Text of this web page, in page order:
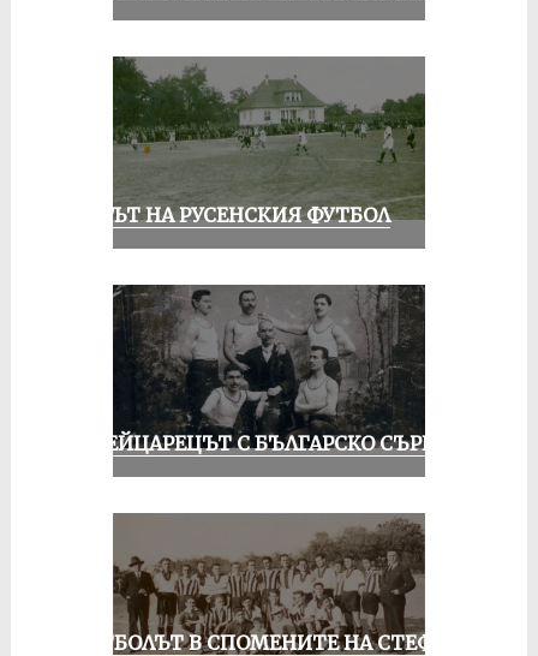
ВЕКЪТ НА РУСЕНСКИЯ ФУТБОЛ
ШВЕЙЦАРЕЦЪТ С БЪЛГАРСКО СЪРЦЕ
ФУТБОЛЪТ В СПОМЕНИТЕ НА СТЕФАН